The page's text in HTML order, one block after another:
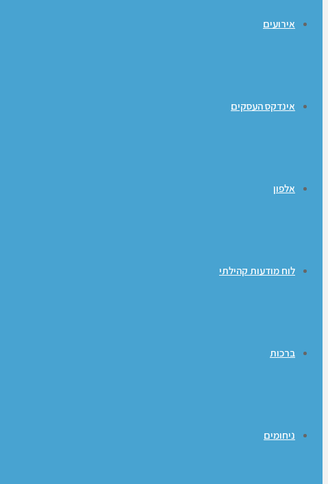
אירועים
אינדקס העסקים
אלפון
לוח מודעות קהילתי
ברכות
ניחומים